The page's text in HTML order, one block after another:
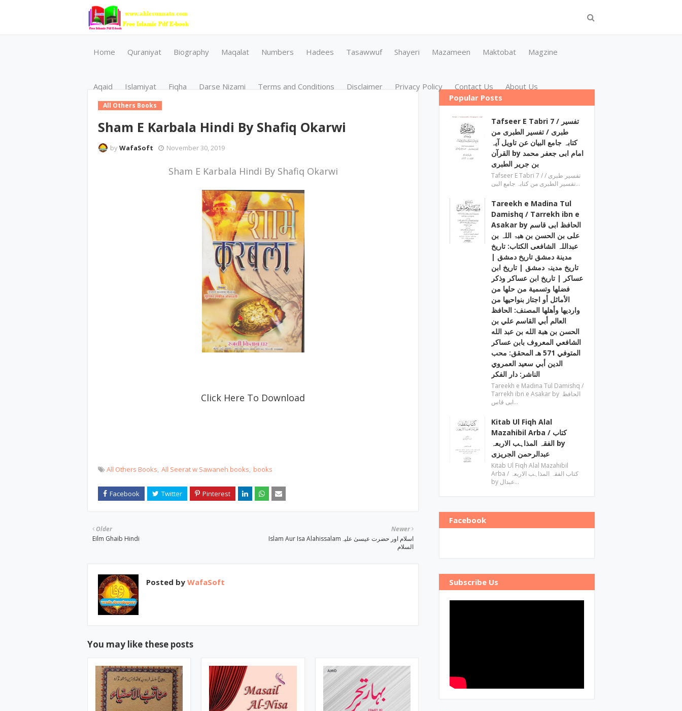
Home Quraniyat Biography Maqalat Numbers Hadees Tasawwuf Shayeri Mazameen Maktobat Magzine
Aqaid Islamiyat Fiqha Darse Nizami Terms and Conditions Disclaimer Privacy Policy Contact Us About Us
All Others Books
Sham E Karbala Hindi By Shafiq Okarwi
byWafaSoft November 30, 2019
Sham E Karbala Hindi By Shafiq Okarwi
Click Here To Download
All Others Books All Seerat w Sawaneh books books
Newer
Islam Aur Isa Alahissalamاسلام اور حضرت عیسیٰ علیہ
السلام
Older
Eilm Ghaib Hindi
Posted by WafaSoft
You may like these posts
Popular Posts
Tafseer E Tabri 7 / تفسیر
طبری / تفسیر الطبری من
کتابہ جامع البیان عن تاویل آیہ
القرآن by امام ابی جعفر محمد
بن جریر الطبری
Tafseer E Tabri 7 / تفسیر طبری /
تفسیر الطبری من کتابہ جامع البی…
Tareekh e Madina Tul
Damishq / Tarrekh ibn e
Asakar by الحافظ ابی قاسم
علی بن الحسن بن ھبۃ اللہ بن
عبداللہ الشافعی الكتاب: تاريخ
مدينة دمشق تاريخ دمشق |
تاریخ مدینۃ دمشق | تاریخ ابن
عساکر | تاريخ ابن عساكر وذكر
فضلها وتسمية من حلها من
الأماثل أو اجتاز بنواحيها من
وارديها وأهلها المصنف: الحافظ
العالم أبي القاسم علي بن
الحسن بن هبة الله بن عبد الله
الشافعي المعروف بابن عساكر
المتوفي 571 هـ المحقق: محب
الدين أبي سعيد العمروي
الناشر: دار الفكر
Tareekh e Madina Tul Damishq /
Tarrekh ibn e Asakar by الحافظ
ابی قاس…
Kitab Ul Fiqh Alal
Mazahibil Arba / کتاب
الفقہ المذاہب الاربعہ by
عبدالرحمن الجریزی
Kitab Ul Fiqh Alal Mazahibil
Arba / کتاب الفقہ المذاہب الاربعہ
by عبدال…
Facebook
Subscribe Us